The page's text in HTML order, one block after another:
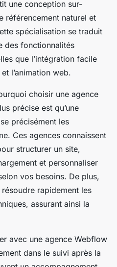
une conception sur-
référencement naturel et
spécialisation se traduit
des fonctionnalités
que l’intégration facile
l’animation web.
choisir une agence
précise est qu’une
précisément les
Ces agences connaissent
structurer un site,
et personnaliser
vos besoins. De plus,
rapidement les
assurant ainsi la
avec une agence Webflow
dans le suivi après la